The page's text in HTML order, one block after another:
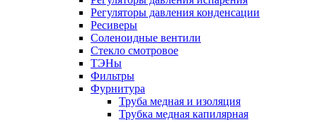
Регуляторы давления конденсации
Ресиверы
Соленоидные вентили
Стекло смотровое
ТЭНы
Фильтры
Фурнитура
Труба медная и изоляция
Трубка медная капилярная